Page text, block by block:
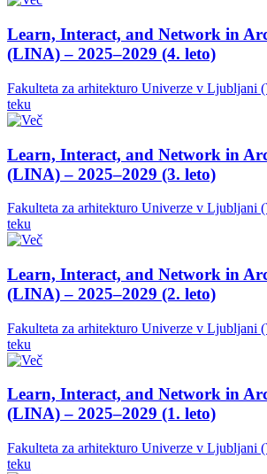
Learn, Interact, and Network in
(LINA) – 2025–2029 (4. leto)
Fakulteta za arhitekturo Univerze v Ljubljani
teku
Learn, Interact, and Network in
(LINA) – 2025–2029 (3. leto)
Fakulteta za arhitekturo Univerze v Ljubljani
teku
Learn, Interact, and Network in
(LINA) – 2025–2029 (2. leto)
Fakulteta za arhitekturo Univerze v Ljubljani
teku
Learn, Interact, and Network in
(LINA) – 2025–2029 (1. leto)
Fakulteta za arhitekturo Univerze v Ljubljani
teku